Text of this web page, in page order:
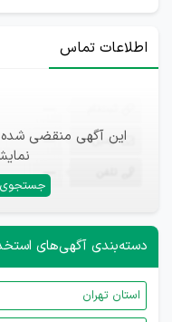
اطلاعات تماس
این آگهی منقضی شده
جستجوی
ایمیل —
—
دسته‌بندی آگهی‌های
استان تهران